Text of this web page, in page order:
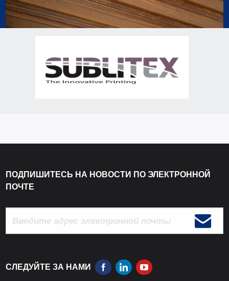
ПОДПИШИТЕСЬ НА НОВОСТИ ПО ЭЛЕКТРОННОЙ
ПОЧТЕ
СЛЕДУЙТЕ ЗА НАМИ